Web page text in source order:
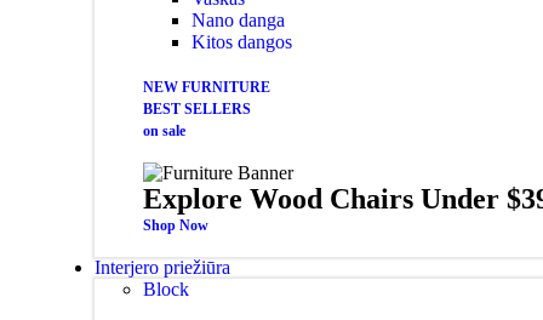
Nano danga
Kitos dangos
NEW FURNITURE
BEST SELLERS
on sale
Explore Wood Chairs Under
Shop Now
Interjero priežiūra
Block